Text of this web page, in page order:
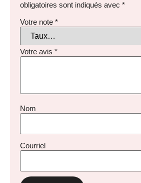
obligatoires sont indiqués avec *
Votre note *
Votre avis *
Nom
Courriel